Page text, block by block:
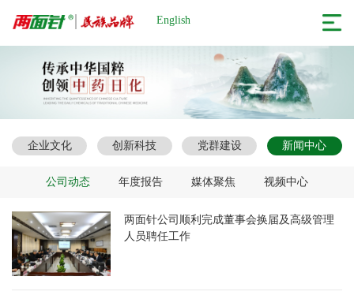
English
企业文化 创新科技 党群建设 新闻中心
公司动态 年度报告 媒体聚焦 视频中心
两面针公司顺利完成董事会换届及高级管理
人员聘任工作